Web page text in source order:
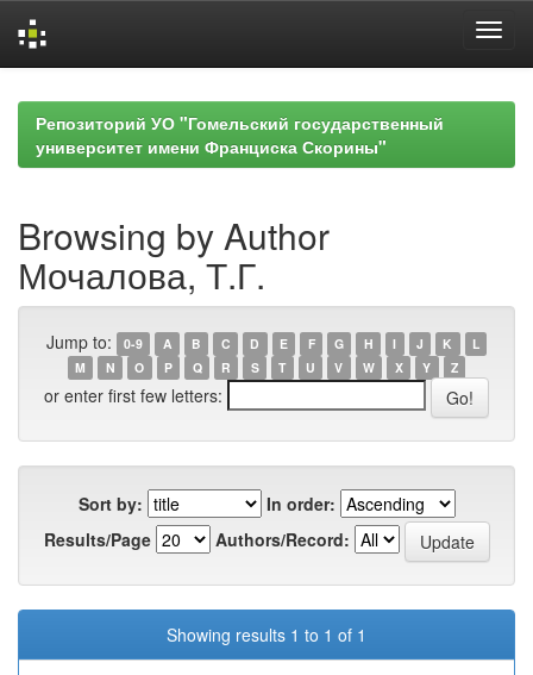
navigationРепозиторий УО "Гомельский государственный
университет имени Франциска Скорины"
Browsing by Author
Мочалова, Т.Г.
Jump to: 0-9 A B C D E F G H I J K
L
M
N O P Q R S T U V W X Y Z
or enter first few letters:
Sort by:
In order:
Results/Page
Authors/Record:
Showing results 1 to 1 of 1